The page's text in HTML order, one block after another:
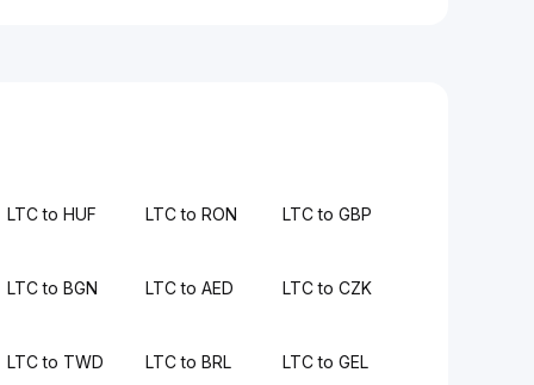
LTC to HUF LTC to RON LTC to GBP
LTC to BGN LTC to AED LTC to CZK
LTC to TWD LTC to BRL LTC to GEL